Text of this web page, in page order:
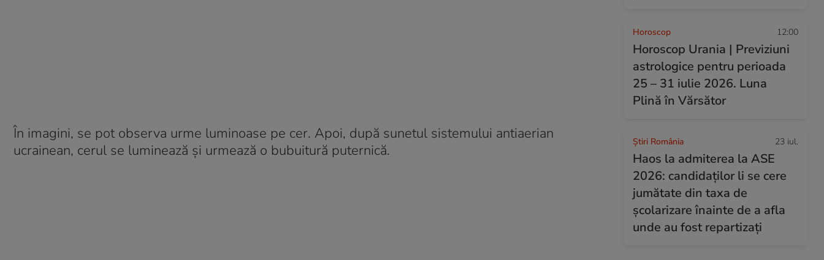
În imagini, se pot observa urme luminoase pe cer. Apoi, după sunetul sistemului antiaerian
ucrainean, cerul se luminează și urmează o bubuitură puternică.
Horoscop 12:00
Horoscop Urania | Previziuni
astrologice pentru perioada
25 – 31 iulie 2026. Luna
Plină în Vărsător
Știri România 23 iul.
Haos la admiterea la ASE
2026: candidaților li se cere
jumătate din taxa de
școlarizare înainte de a afla
unde au fost repartizați